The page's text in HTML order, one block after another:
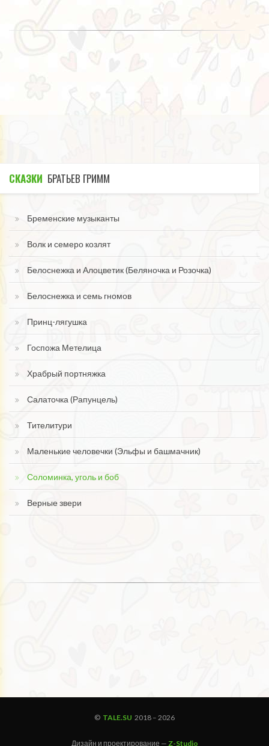
СКАЗКИ БРАТЬЕВ ГРИММ
Бременские музыканты
Волк и семеро козлят
Белоснежка и Алоцветик (Беляночка и Розочка)
Белоснежка и семь гномов
Принц-лягушка
Госпожа Метелица
Храбрый портняжка
Салаточка (Рапунцель)
Тителитури
Маленькие человечки (Эльфы и башмачник)
Соломинка, уголь и боб
Верные звери
© TALE.SU 2018 – 2026
Дизайн и проектирование — Z-Studio